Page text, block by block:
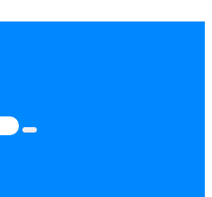
Искать